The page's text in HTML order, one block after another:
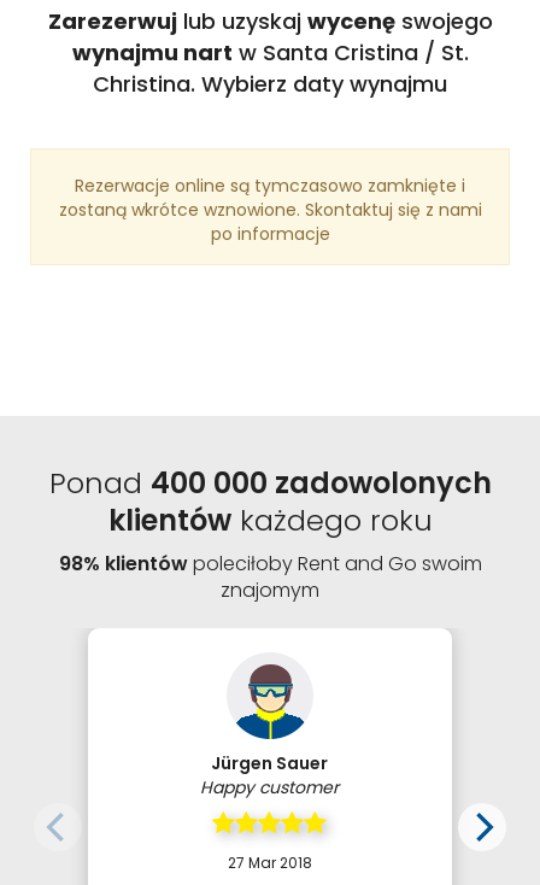
Zarezerwujlub uzyskaj wycenęswojego
wynajmu nart w Santa Cristina / St.
Christina. Wybierz daty wynajmu
Rezerwacje online są tymczasowo zamknięte i
zostaną wkrótce wznowione. Skontaktuj się z nami
po informacje
Ponad 400 000 zadowolonych
klientówkażdego roku
98% klientówpoleciłoby Rent and Go swoim
znajomym
Jürgen Sauer
Happy customer
27 Mar 2018